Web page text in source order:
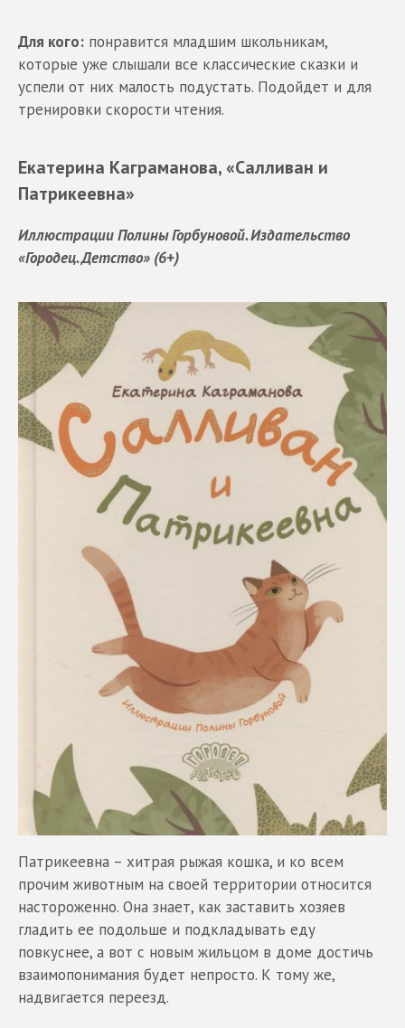
Для кого: понравится младшим школьникам,
которые уже слышали все классические сказки и
успели от них малость подустать. Подойдет и для
тренировки скорости чтения.
Екатерина Каграманова, «Салливан и
Патрикеевна»
Иллюстрации Полины Горбуновой. Издательство
«Городец. Детство» (6+)
Патрикеевна – хитрая рыжая кошка, и ко всем
прочим животным на своей территории относится
настороженно. Она знает, как заставить хозяев
гладить ее подольше и подкладывать еду
повкуснее, а вот с новым жильцом в доме достичь
взаимопонимания будет непросто. К тому же,
надвигается переезд.